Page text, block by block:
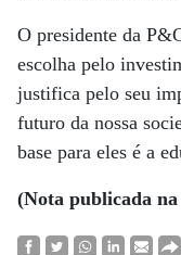
O presidente da
escolha pelo
justifica pelo seu
futuro da nossa
base para eles é a
(Nota publicada